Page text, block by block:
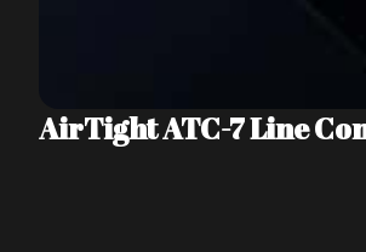
AirTight ATC-7 Line